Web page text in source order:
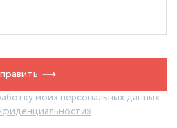
моих персональных данных